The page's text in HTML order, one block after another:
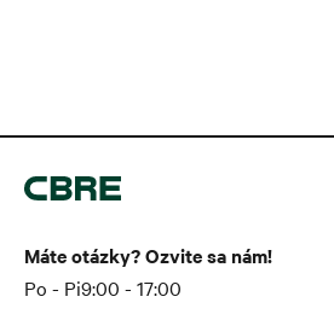
Máte otázky? Ozvite sa nám!
Po - Pi9:00 - 17:00